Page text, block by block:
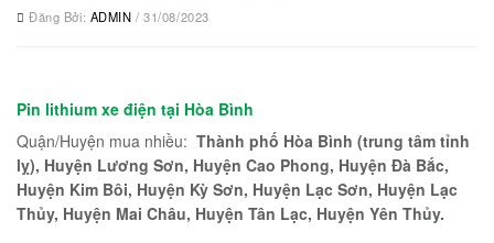
Đăng Bởi: ADMIN/ 31/08/2023
Pin lithium xe điện tại Hòa Bình
Quận/Huyện mua nhiều: Thành phố Hòa Bình (trung tâm tỉnh
lỵ), Huyện Lương Sơn, Huyện Cao Phong, Huyện Đà Bắc,
Huyện Kim Bôi, Huyện Kỳ Sơn, Huyện Lạc Sơn, Huyện Lạc
Thủy, Huyện Mai Châu, Huyện Tân Lạc, Huyện Yên Thủy.